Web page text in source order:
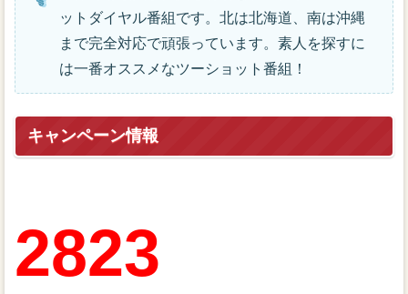
ットダイヤル番組です。北は北海道、南は沖縄
まで完全対応で頑張っています。素人を探すに
は一番オススメなツーショット番組！
キャンペーン情報
2823